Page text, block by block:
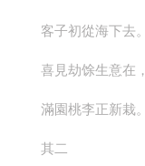
客子初從海下去。
喜見劫馀生意在，
滿園桃李正新栽。
其二